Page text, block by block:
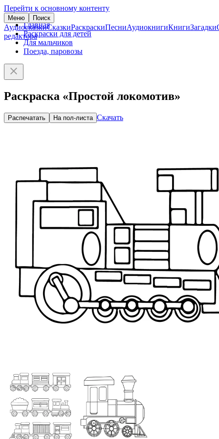
Перейти к основному контенту
Меню Поиск
АудиосказкиСказкиРаскраскиПесниАудиокнигиКнигиЗагадки
редактора
Главная
Раскраски для детей
Для мальчиков
Поезда, паровозы
Раскраска «Простой локомотив»
Распечатать На пол-листа Скачать